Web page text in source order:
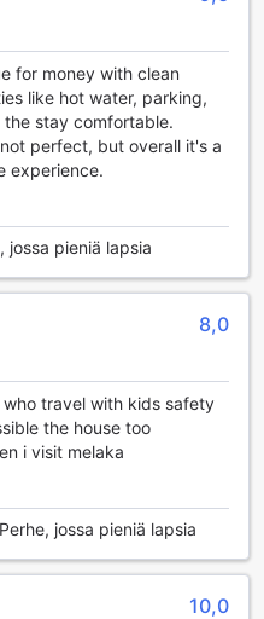
for money with clean
like hot water, parking,
stay comfortable.
perfect, but overall it's a
experience.
jossa pieniä lapsia
8,0
travel with kids safety
the house too
i visit melaka
jossa pieniä lapsia
10,0